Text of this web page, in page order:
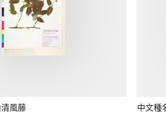
風藤 中文種